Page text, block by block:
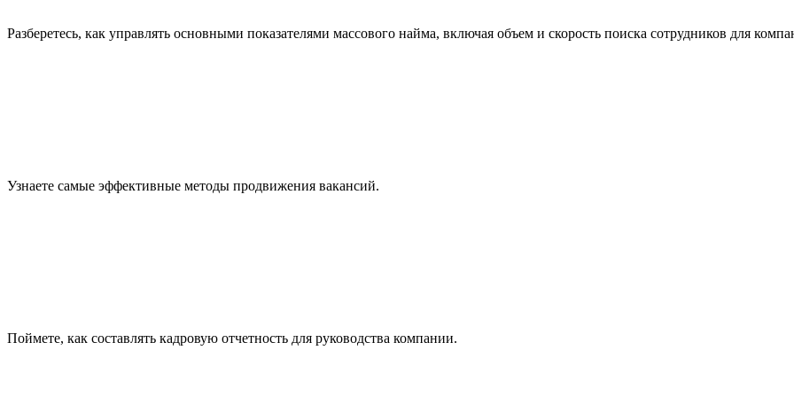
Разберетесь, как управлять основными показателями массового найма, включая объем и скорость поиска сотрудников для
Узнаете самые эффективные методы продвижения вакансий.
Поймете, как составлять кадровую отчетность для руководства компании.